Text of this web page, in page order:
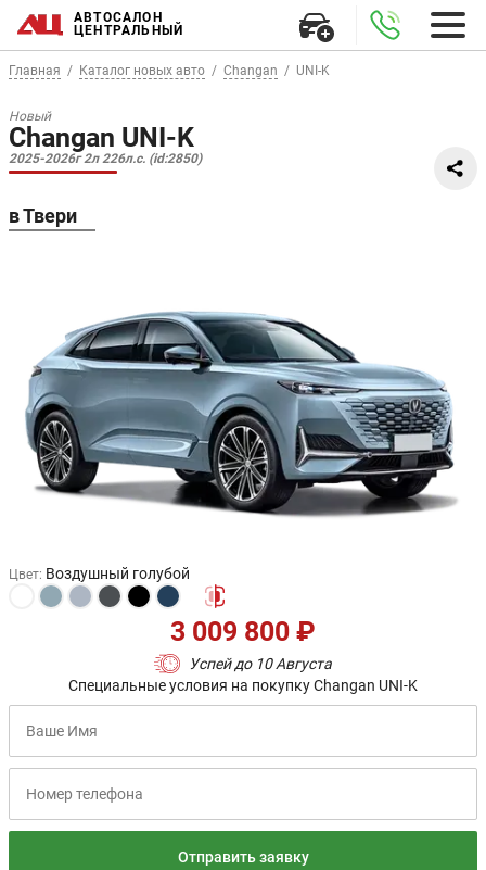
АВТОСАЛОН
ЦЕНТРАЛЬНЫЙ
Главная Каталог новых авто Changan UNI-K
Новый
Changan UNI-K
2025-2026г 2л 226л.с. (id:2850)
в Твери
Цвет: Воздушный голубой
Успей до 10 Августа
3 009 800 ₽
Специальные условия на покупку Changan UNI-K
Отправить заявку